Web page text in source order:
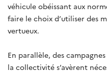
véhicule obéissant aux
faire le choix d’utiliser des
vertueux.
En parallèle, des
la collectivité s’avèrent